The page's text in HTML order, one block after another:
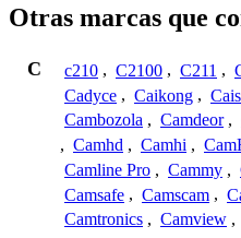
Otras marcas que
C c210 , C2100 , C211 ,
Cadyce , Caikong ,
Cambozola , Camdeor ,
, Camhd , Camhi ,
Camline Pro , Cammy ,
Camsafe , Camscam ,
Camtronics , Camview ,